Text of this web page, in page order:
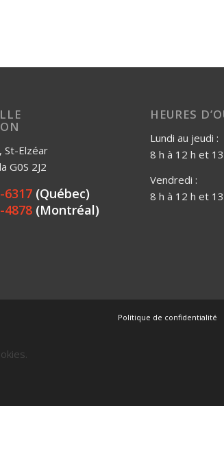
St-Elzéar
G0S 2J2
6317 (Québec)
4878 (Montréal)
HEURES
Lundi au jeudi :
8 h à 12 h et
Vendredi :
8 h à 12 h et
Politique de confidentialité